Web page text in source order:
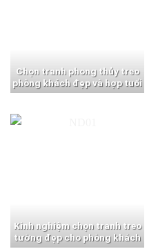
Chọn tranh phong thủy treo
phòng khách đẹp và hợp tuổi
Kinh nghiệm chọn tranh treo
tường đẹp cho phòng khách